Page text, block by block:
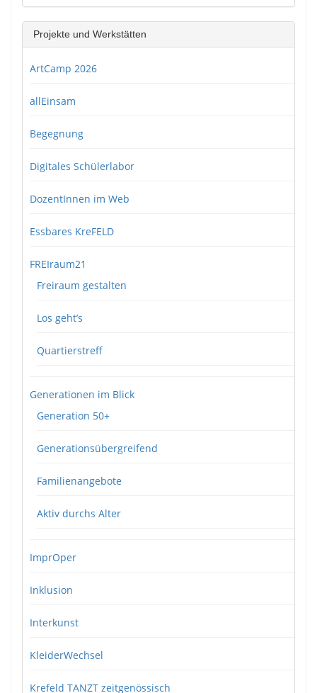
Projekte und Werkstätten
ArtCamp 2026
allEinsam
Begegnung
Digitales Schülerlabor
DozentInnen im Web
Essbares KreFELD
FREIraum21
Freiraum gestalten
Los geht’s
Quartierstreff
Generationen im Blick
Generation 50+
Generationsübergreifend
Familienangebote
Aktiv durchs Alter
ImprOper
Inklusion
Interkunst
KleiderWechsel
Krefeld TANZT zeitgenössisch